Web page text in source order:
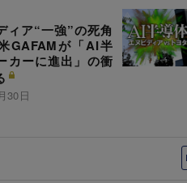
ィア“一強”の死角
GAFAMが「AI半
カーに進出」の衝
30日